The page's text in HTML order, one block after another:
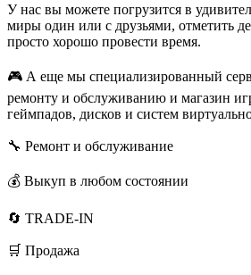
У нас вы можете погрузится в
миры один или с друзьями, отметить
просто хорошо провести время.
🎮 А еще мы специализированный
ремонту и обслуживанию и магазин
геймпадов, дисков и систем
🔧 Ремонт и обслуживание
💰 Выкуп в любом состоянии
🔄 TRADE-IN
🛒 Продажа